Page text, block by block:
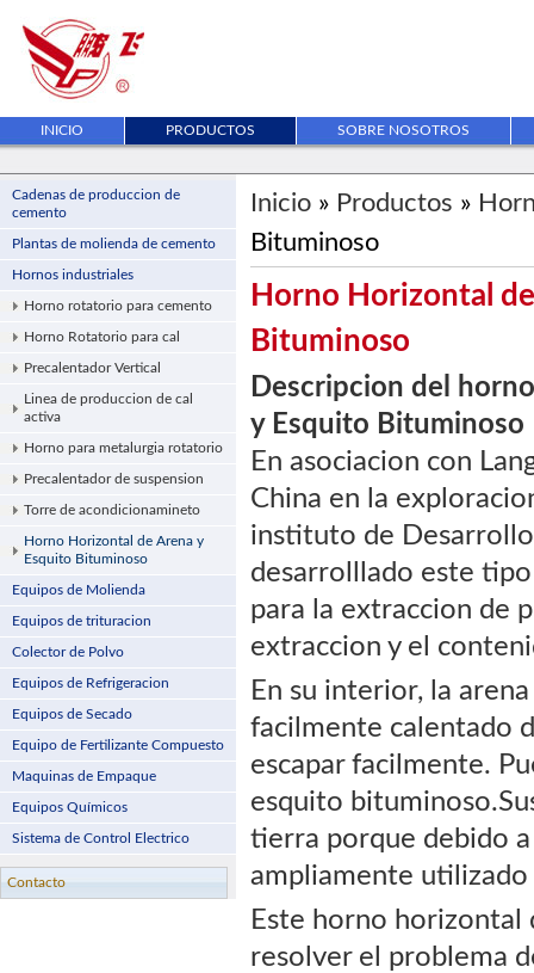
INICIO PRODUCTOS SOBRE NOSOTROS
Cadenas de produccion de
cemento
Plantas de molienda de cemento
Hornos industriales
Horno rotatorio para cemento
Horno Rotatorio para cal
Precalentador Vertical
Linea de produccion de cal
activa
Horno para metalurgia rotatorio
Precalentador de suspension
Torre de acondicionamineto
Horno Horizontal de Arena y
Esquito Bituminoso
Equipos de Molienda
Equipos de trituracion
Colector de Polvo
Equipos de Refrigeracion
Equipos de Secado
Equipo de Fertilizante Compuesto
Maquinas de Empaque
Equipos Químicos
Sistema de Control Electrico
Contacto
Inicio » Productos »
Bituminoso
Horno Horizontal
Bituminoso
Descripcion del
y Esquito Bituminoso
En asociacion con
China en la
instituto de
desarrolllado este
para la extraccion de
extraccion y el
En su interior, la
facilmente calentado
escapar facilmente.
esquito
tierra porque debido a
ampliamente utilizado
Este horno horizontal
resolver el problema